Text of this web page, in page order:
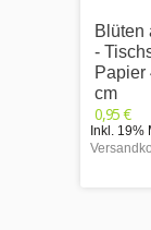
Blüten
-
Papier
cm
0,95 €
Inkl. 19%